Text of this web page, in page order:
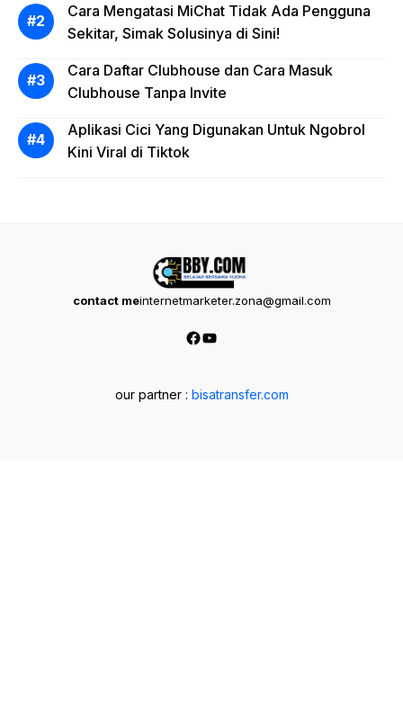
Cara Mengatasi MiChat Tidak Ada Pengguna
Sekitar, Simak Solusinya di Sini!
Cara Daftar Clubhouse dan Cara Masuk
Clubhouse Tanpa Invite
Aplikasi Cici Yang Digunakan Untuk Ngobrol
Kini Viral di Tiktok
contact meinternetmarketer.zona@gmail.com
Facebook
YouTube
our partner : bisatransfer.com